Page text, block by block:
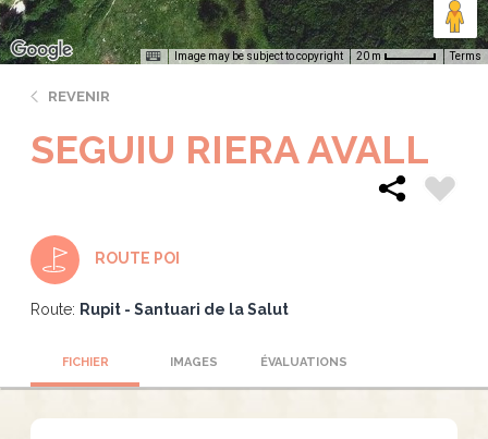
Image may be subject to copyright 20 m Terms
REVENIR
SEGUIU RIERA AVALL
ROUTE POI
Route: Rupit - Santuari de la Salut
FICHIER IMAGES ÉVALUATIONS